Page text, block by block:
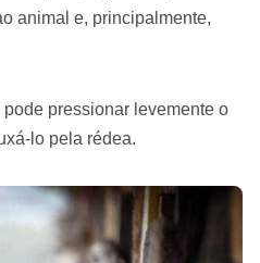
animal e, principalmente,
pressionar levemente o
lo pela rédea.